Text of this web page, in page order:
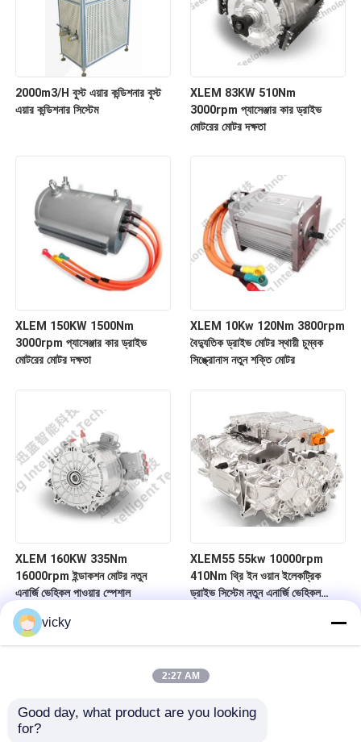
2000m3/H বুস্ট এয়ার কন্ডিশনার বুস্ট
এয়ার কন্ডিশনার সিস্টেম
XLEM 83KW 510Nm
3000rpm প্যাসেঞ্জার কার ড্রাইভ
মোটরের মোটর দক্ষতা
XLEM 150KW 1500Nm
3000rpm প্যাসেঞ্জার কার ড্রাইভ
মোটরের মোটর দক্ষতা
XLEM 10Kw 120Nm 3800rpm
বৈদ্যুতিক ড্রাইভ মোটর স্থায়ী চুম্বক
সিঙ্ক্রোনাস নতুন শক্তি মোটর
XLEM 160KW 335Nm
16000rpm ইন্ডাকশন মোটর নতুন
এনার্জি ভেহিকল পাওয়ার স্পেশাল
XLEM55 55kw 10000rpm
410Nm থ্রি ইন ওয়ান ইলেকট্রিক
ড্রাইভ সিস্টেম নতুন এনার্জি ভেহিকল
vicky
2:27 AM
Good day, what product are you looking
for?